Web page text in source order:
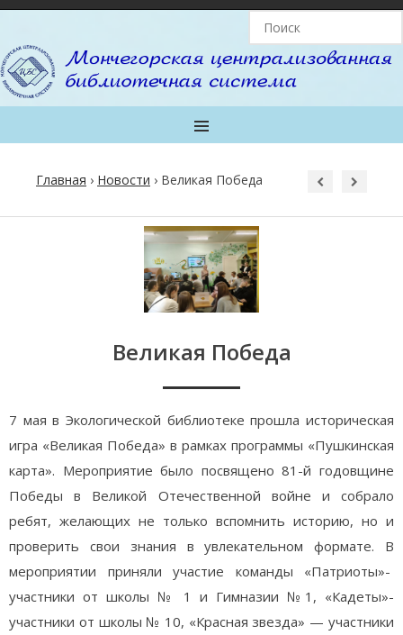
MENU
Главная › Новости › Великая Победа
Великая Победа
7 мая в Экологической библиотеке прошла историческая
игра «Великая Победа» в рамках программы «Пушкинская
карта». Мероприятие было посвящено 81-й годовщине
Победы в Великой Отечественной войне и собрало
ребят, желающих не только вспомнить историю, но и
проверить свои знания в увлекательном формате. В
мероприятии приняли участие команды «Патриоты»-
участники от школы № 1 и Гимназии №1, «Кадеты»-
участники от школы № 10, «Красная звезда» — участники